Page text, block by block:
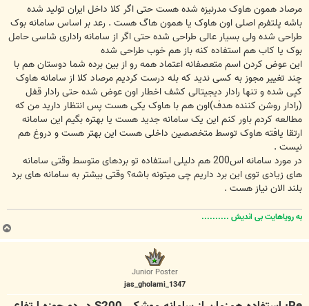
ت
مرصاد همون هاوک مدرنیزه شده هست حتی اگر کلا داخل ایران تولید شده
باشه پلتفرم اصلی اون هاوک یا همون هاگ هست . رعد بر اساس سامانه بوک
طراحی شده ولی بسیار عالی طراحی شده حتی اگر از سامانه راداری شاسی حامل
بوک یا کاب هم استفاده کنه باز هم خوب طراحی شده
این عوض کردن اسم متعصفانه اعتماد همه رو از بین برده شما دوستان هم با
چند تغییر مجوز به کسی ندید که بله درست کردیم مرصاد کلا از سامانه هاوک
کپی شده و تنها رادار دیجیتالی کشف اخطار اون عوض شده حتی رادار قفل
(رادار روشن کننده هدف)اون هم با هاوک یکی هست پس انتظار دارید من که
مطالعه کردم باور کنم این یک سامانه جدید هست یا بهتره بگیم این سامانه
ارتقا یافته هاوک توسط متخصصین داخلی هست این بهتر هست و دروغ هم
نیست .
در مورد سامانه اس200 هم دلیلی استفاده تو بردهای متوسط وقتی سامانه
های زیادی توی این برد داریم چی میتونه باشه؟ وقتی بیشتر به سامانه های برد
بلند الان نیاز هست .
به رویاهایت بی اندیش ..........
ب
ا
Junior Poster
jas_gholami_1347